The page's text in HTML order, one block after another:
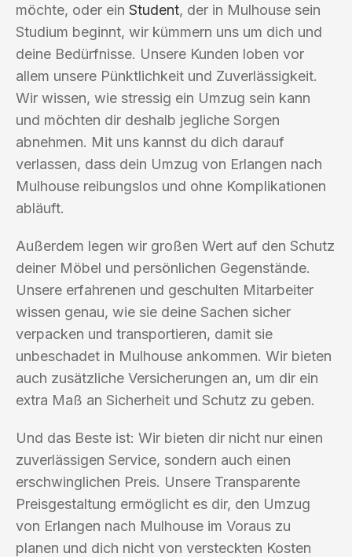
möchte, oder ein Student, der in Mulhouse sein
Studium beginnt, wir kümmern uns um dich und
deine Bedürfnisse. Unsere Kunden loben vor
allem unsere Pünktlichkeit und Zuverlässigkeit.
Wir wissen, wie stressig ein Umzug sein kann
und möchten dir deshalb jegliche Sorgen
abnehmen. Mit uns kannst du dich darauf
verlassen, dass dein Umzug von Erlangen nach
Mulhouse reibungslos und ohne Komplikationen
abläuft.
Außerdem legen wir großen Wert auf den Schutz
deiner Möbel und persönlichen Gegenstände.
Unsere erfahrenen und geschulten Mitarbeiter
wissen genau, wie sie deine Sachen sicher
verpacken und transportieren, damit sie
unbeschadet in Mulhouse ankommen. Wir bieten
auch zusätzliche Versicherungen an, um dir ein
extra Maß an Sicherheit und Schutz zu geben.
Und das Beste ist: Wir bieten dir nicht nur einen
zuverlässigen Service, sondern auch einen
erschwinglichen Preis. Unsere Transparente
Preisgestaltung ermöglicht es dir, den Umzug
von Erlangen nach Mulhouse im Voraus zu
planen und dich nicht von versteckten Kosten